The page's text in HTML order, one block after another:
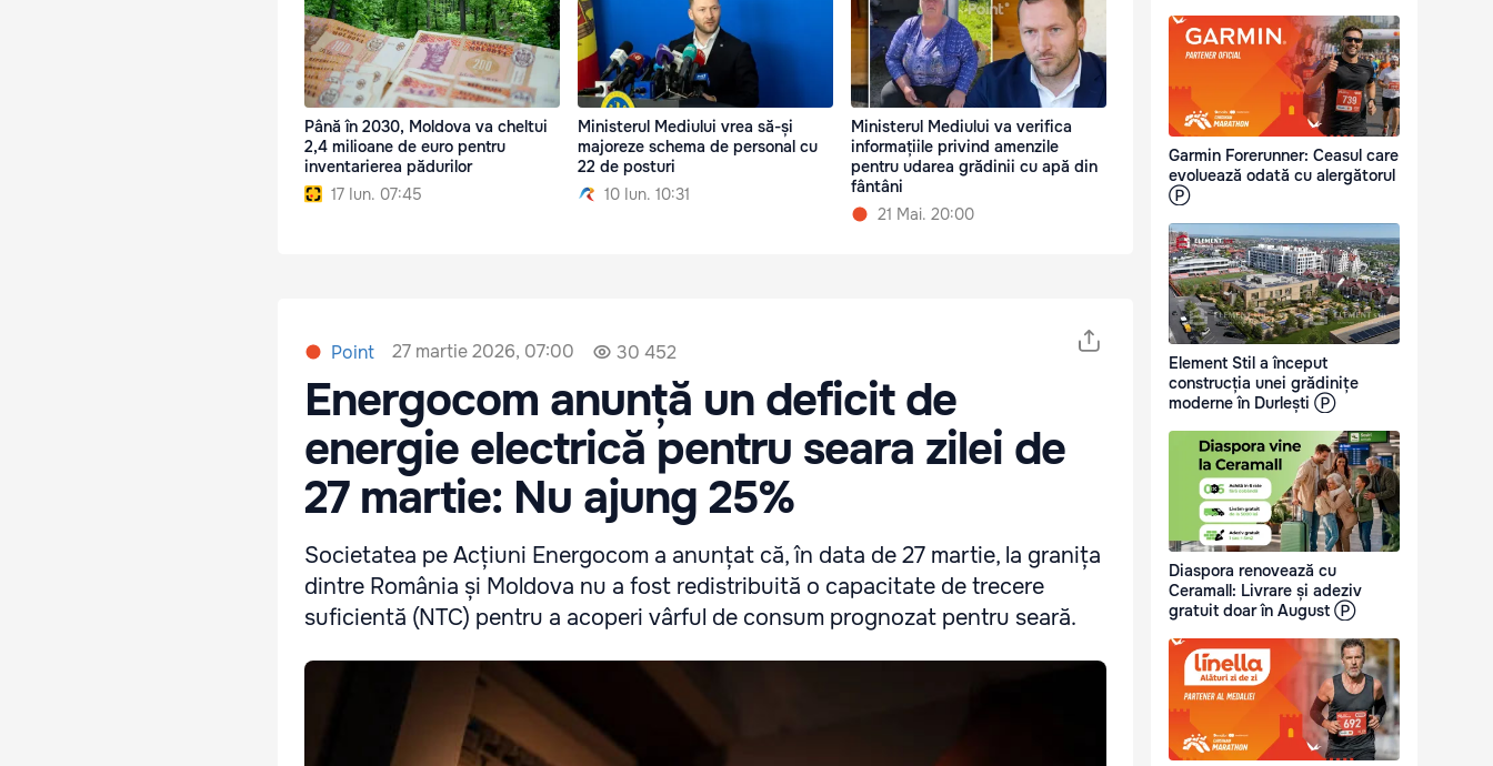
Până în 2030, Moldova va cheltui
2,4 milioane de euro pentru
inventarierea pădurilor
17 Iun. 07:45
Ministerul Mediului vrea să-și
majoreze schema de personal cu
22 de posturi
10 Iun. 10:31
Ministerul Mediului va verifica
informațiile privind amenzile
pentru udarea grădinii cu apă din
fântâni
21 Mai. 20:00
Point 27 martie 2026, 07:00 30 452
Energocom anunță un deficit de
energie electrică pentru seara zilei de
27 martie: Nu ajung 25%
Societatea pe Acțiuni Energocom a anunțat că, în data de 27 martie, la granița
dintre România și Moldova nu a fost redistribuită o capacitate de trecere
suficientă (NTC) pentru a acoperi vârful de consum prognozat pentru seară.
Garmin Forerunner: Ceasul care
evoluează odată cu alergătorul
Ⓟ
Element Stil a început
construcția unei grădinițe
moderne în Durlești Ⓟ
Diaspora renovează cu
Ceramall: Livrare și adeziv
gratuit doar în August Ⓟ